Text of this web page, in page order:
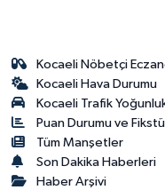
Kocaeli Nöbetçi
Kocaeli Hava Durumu
Kocaeli Trafik
Puan Durumu ve
Tüm Manşetler
Son Dakika Haberleri
Haber Arşivi